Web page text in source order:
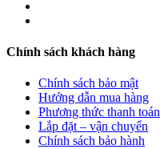
Chính sách khách hàng
Chính sách bảo mật
Hướng dẫn mua hàng
Phương thức thanh toán
Lắp đặt – vận chuyển
Chính sách bảo hành